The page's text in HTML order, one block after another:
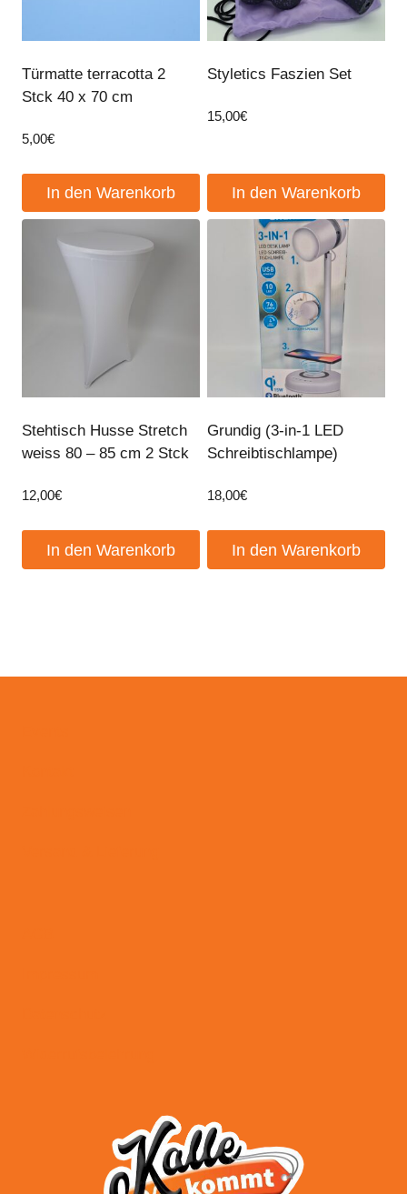
Türmatte terracotta 2
Stck 40 x 70 cm
5,00€
In den Warenkorb
Styletics Faszien Set
15,00€
In den Warenkorb
Stehtisch Husse Stretch
weiss 80 – 85 cm 2 Stck
12,00€
In den Warenkorb
Grundig (3-in-1 LED
Schreibtischlampe)
18,00€
In den Warenkorb